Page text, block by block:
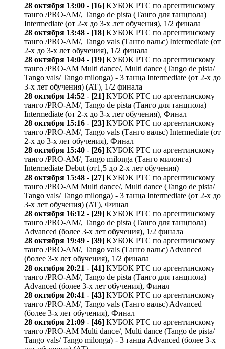
28 октября 13:00 - [16] КУБОК РТС по аргентинскому
танго /PRO-AM/, Tango de pista (Танго для танцпола)
Intermediate (от 2-х до 3-х лет обучения), 1/2 финала
28 октября 13:48 - [18] КУБОК РТС по аргентинскому
танго /PRO-AM/, Tango vals (Танго вальс) Intermediate (от
2-х до 3-х лет обучения), 1/2 финала
28 октября 14:04 - [19] КУБОК РТС по аргентинскому
танго /PRO-AM Multi dance/, Multi dance (Tango de pista/
Tango vals/ Tango milonga) - 3 танца Intermediate (от 2-х до
3-х лет обучения) (AT), 1/2 финала
28 октября 14:52 - [21] КУБОК РТС по аргентинскому
танго /PRO-AM/, Tango de pista (Танго для танцпола)
Intermediate (от 2-х до 3-х лет обучения), Финал
28 октября 15:16 - [23] КУБОК РТС по аргентинскому
танго /PRO-AM/, Tango vals (Танго вальс) Intermediate (от
2-х до 3-х лет обучения), Финал
28 октября 15:40 - [26] КУБОК РТС по аргентинскому
танго /PRO-AM/, Tango milonga (Танго милонга)
Intermediate Debut (от1,5 до 2-х лет обучения)
28 октября 15:48 - [27] КУБОК РТС по аргентинскому
танго /PRO-AM Multi dance/, Multi dance (Tango de pista/
Tango vals/ Tango milonga) - 3 танца Intermediate (от 2-х до
3-х лет обучения) (AT), Финал
28 октября 16:12 - [29] КУБОК РТС по аргентинскому
танго /PRO-AM/, Tango de pista (Танго для танцпола)
Advanced (более 3-х лет обучения), 1/2 финала
28 октября 19:49 - [39] КУБОК РТС по аргентинскому
танго /PRO-AM/, Tango vals (Танго вальс) Advanced
(более 3-х лет обучения), 1/2 финала
28 октября 20:21 - [41] КУБОК РТС по аргентинскому
танго /PRO-AM/, Tango de pista (Танго для танцпола)
Advanced (более 3-х лет обучения), Финал
28 октября 20:41 - [43] КУБОК РТС по аргентинскому
танго /PRO-AM/, Tango vals (Танго вальс) Advanced
(более 3-х лет обучения), Финал
28 октября 21:09 - [46] КУБОК РТС по аргентинскому
танго /PRO-AM Multi dance/, Multi dance (Tango de pista/
Tango vals/ Tango milonga) - 3 танца Advanced (более 3-х